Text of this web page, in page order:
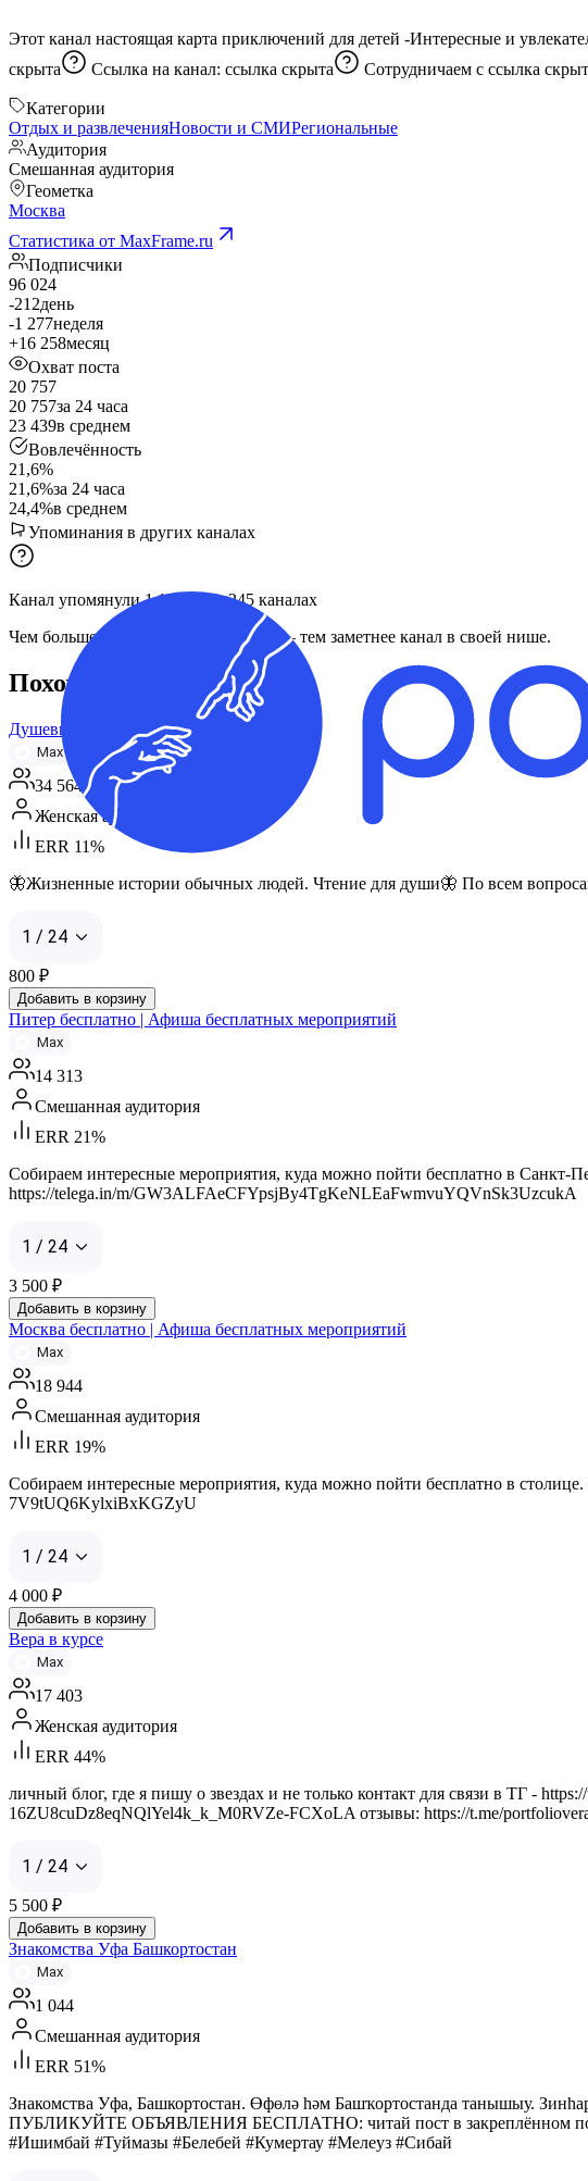
скрыта
Ссылка на канал: ссылка скрыта Сотрудничаем с ссылка
Категории
Отдых и развлеченияНовости и СМИРегиональные
Аудитория
Смешанная аудитория
Геометка
Москва
Статистика от MaxFrame.ru
Подписчики
96 024
-212день
-1 277неделя
+16 258месяц
Охват поста
20 757
20 757за 24 часа
23 439в среднем
Вовлечённость
21,6%
21,6%за 24 часа
24,4%в среднем
Упоминания в других каналах
Канал упомянули 1 176 раз в 245 каналах
Чем больше упоминаний и каналов — тем заметнее канал в своей нише.
Похожие каналы
Душевные Истории
Max
34 564
Женская аудитория
ERR 11%
🦋Жизненные истории обычных людей. Чтение для души🦋 По всем
1 / 24
800 ₽
Добавить в корзину
Питер бесплатно | Афиша бесплатных мероприятий
Max
14 313
Смешанная аудитория
ERR 21%
Собираем интересные мероприятия, куда можно пойти бесплатно в Санкт-
https://telega.in/m/GW3ALFAeCFYpsjBy4TgKeNLEaFwmvuYQVnSk3UzcukA
1 / 24
3 500 ₽
Добавить в корзину
Москва бесплатно | Афиша бесплатных мероприятий
Max
18 944
Смешанная аудитория
ERR 19%
Собираем интересные мероприятия, куда можно пойти бесплатно в
7V9tUQ6KylxiBxKGZyU
1 / 24
4 000 ₽
Добавить в корзину
Вера в курсе
Max
17 403
Женская аудитория
ERR 44%
личный блог, где я пишу о звездах и не только контакт для связи в ТГ -
16ZU8cuDz8eqNQlYel4k_k_M0RVZe-FCXoLA отзывы: https://t.me/
1 / 24
5 500 ₽
Добавить в корзину
Знакомства Уфа Башкортостан
Max
1 044
Смешанная аудитория
ERR 51%
Знакомства Уфа, Башкортостан. Өфөлә һәм Башҡортостанда танышыу.
ПУБЛИКУЙТЕ ОБЪЯВЛЕНИЯ БЕСПЛАТНО: читай пост в закреплённом
#Ишимбай #Туймазы #Белебей #Кумертау #Мелеуз #Сибай